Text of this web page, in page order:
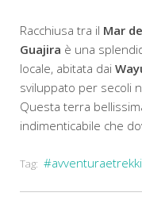
Racchiusa tra il Mar
Guajira è una
locale, abitata dai
sviluppato per secoli
Questa terra
indimenticabile che
Viaggerete
Tag: